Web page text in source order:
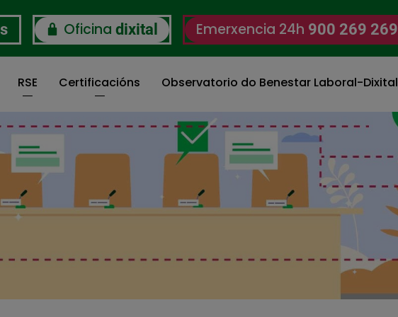
Oficina dixital Emerxencia 24h 900 269 269
RSE Certificacións Observatorio do Benestar Laboral-Dixital